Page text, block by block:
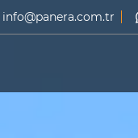
info@panera.com.tr